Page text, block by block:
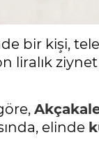
bir kişi,
liralık
elinde